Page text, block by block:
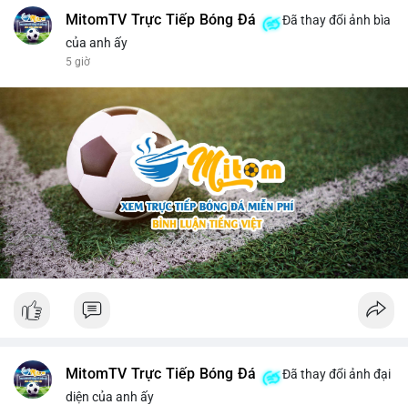
MitomTV Trực Tiếp Bóng Đá
Đã thay đổi ảnh bìa
của anh ấy
5 giờ
MitomTV Trực Tiếp Bóng Đá
Đã thay đổi ảnh đại
diện của anh ấy